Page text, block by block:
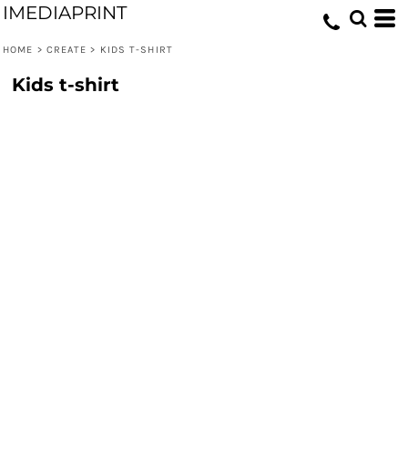
IMEDIAPRINT
HOME > CREATE > KIDS T-SHIRT
Kids t-shirt